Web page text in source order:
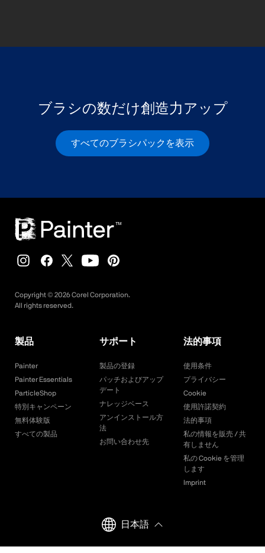
ブラシの数だけ創造力アップ
すべてのブラシパックを表示
Copyright © 2026Corel Corporation.
All rights reserved.
製品
Painter
Painter Essentials
ParticleShop
特別キャンペーン
無料体験版
すべての製品
サポート
製品の登録
パッチおよびアップ
デート
ナレッジベース
アンインストール方
法
お問い合わせ先
法的事項
使用条件
プライバシー
Cookie
使用許諾契約
法的事項
私の情報を販売 / 共
有しません
私の Cookie を管理
します
Imprint
日本語